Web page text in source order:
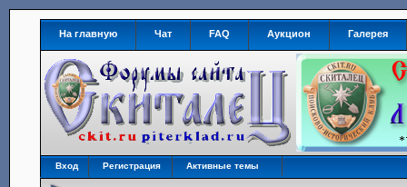
На главную Чат FAQ Аукцион Галерея
Вход Регистрация Активные темы